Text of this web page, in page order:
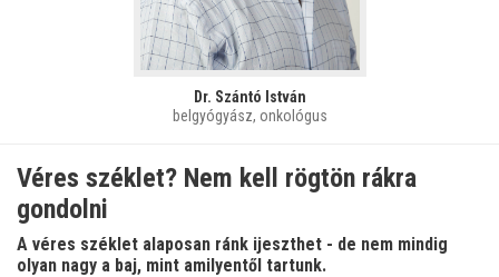
Dr. Szántó István
belgyógyász, onkológus
Véres széklet? Nem kell rögtön rákra
gondolni
A véres széklet alaposan ránk ijeszthet - de nem mindig
olyan nagy a baj, mint amilyentől tartunk.